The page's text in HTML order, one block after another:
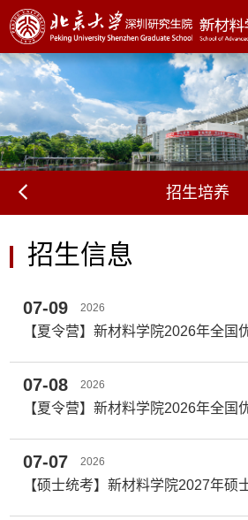
招生培养
招生信息
07-09 2026
07-08 2026
07-07 2026